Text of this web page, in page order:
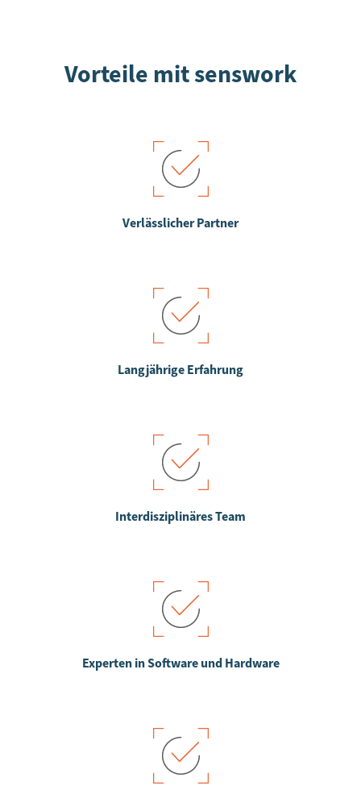
Vorteile mit senswork
Verlässlicher Partner
Langjährige Erfahrung
Interdisziplinäres Team
Experten in Software und Hardware